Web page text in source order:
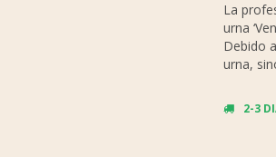
La
urna
Debido
urna,
2-3